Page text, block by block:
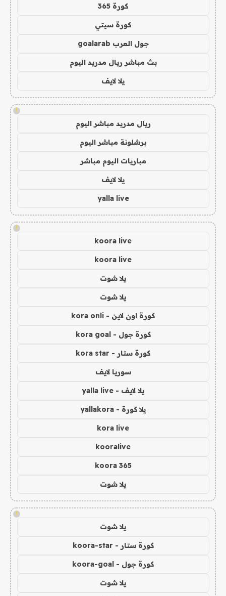
كورة 365
كورة سيتي
جول العرب goalarab
بث مباشر ريال مدريد اليوم
يلا لايف
!
ريال مدريد مباشر اليوم
برشلونة مباشر اليوم
مباريات اليوم مباشر
يلا لايف
yalla live
!
koora live
koora live
يلا شوت
يلا شوت
كورة اون لاين - kora onli
كورة جول - kora goal
كورة ستار - kora star
سوريا لايف
يلا لايف - yalla live
يلا كورة - yallakora
kora live
kooralive
koora 365
يلا شوت
!
يلا شوت
كورة ستار - koora-star
كورة جول - koora-goal
يلا شوت